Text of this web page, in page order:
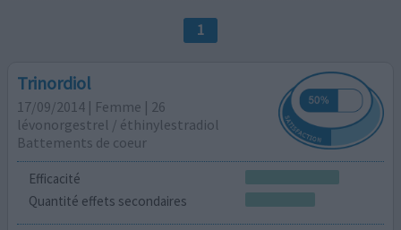
1
Trinordiol
17/09/2014 | Femme | 26
lévonorgestrel / éthinylestradiol
Battements de coeur
Efficacité
Quantité effets secondaires